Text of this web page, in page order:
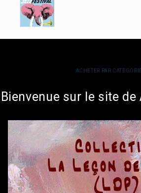
ACHETER PAR
Bienvenue sur le site